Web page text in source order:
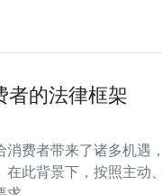
者的法律框架
费者带来了诸多机遇
此背景下，按照主动